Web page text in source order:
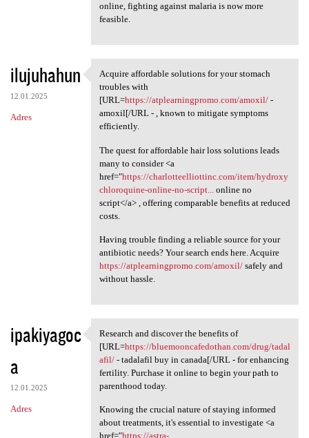
online, fighting against malaria is now more
feasible.
ilujuhahun
12.01.2025
Adres
Acquire affordable solutions
Acquire affordable solutions for your stomach
troubles with
[URL=https://atplearningpromo.com/amoxil/-
amoxil[/URL - , known to mitigate symptoms
efficiently.
The quest for affordable hair loss solutions leads
many to consider <a
href="https://charlotteelliottinc.com/item/hydroxy
chloroquine-online-no-script...
online no
script</a> , offering comparable benefits at reduced
costs.
Having trouble finding a reliable source for your
antibiotic needs? Your search ends here. Acquire
https://atplearningpromo.com/amoxil/safely and
without hassle.
ipakiyagoc
a
12.01.2025
Adres
Research and discover the
Research and discover the benefits of
[URL=https://bluemooncafedothan.com/drug/tadal
afil/- tadalafil buy in canada[/URL - for enhancing
fertility. Purchase it online to begin your path to
parenthood today.
Knowing the crucial nature of staying informed
about treatments, it's essential to investigate <a
href="https://astra-